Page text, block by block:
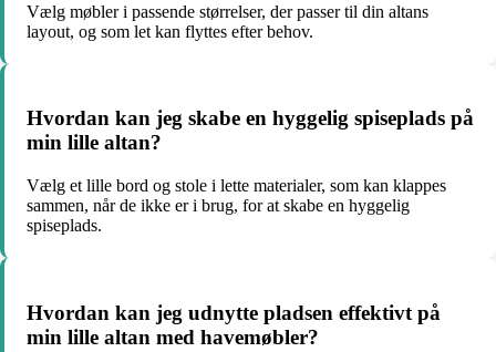
Vælg møbler i passende størrelser, der passer til din altans
layout, og som let kan flyttes efter behov.
Hvordan kan jeg skabe en hyggelig spiseplads på
min lille altan?
Vælg et lille bord og stole i lette materialer, som kan klappes
sammen, når de ikke er i brug, for at skabe en hyggelig
spiseplads.
Hvordan kan jeg udnytte pladsen effektivt på
min lille altan med havemøbler?